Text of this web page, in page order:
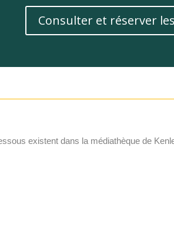
Consulter et réserver
existent dans la médiathèque de